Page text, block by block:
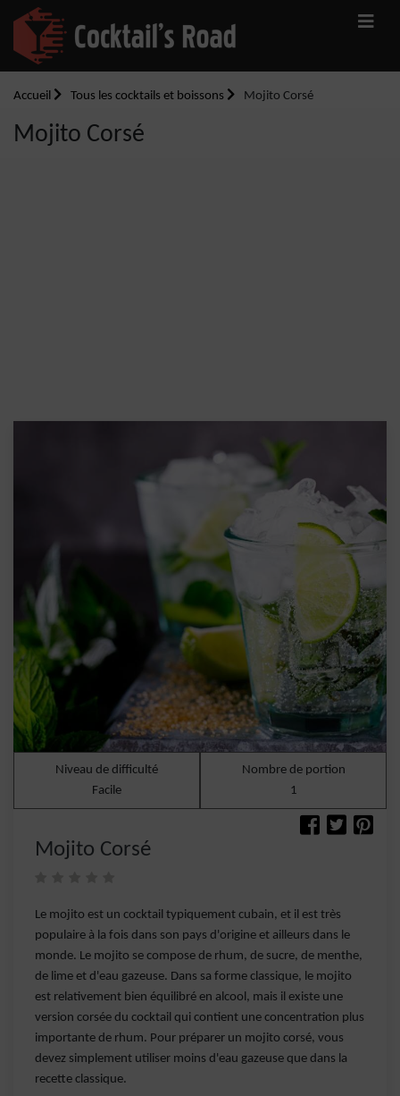
Accueil Tous les cocktails et boissons Mojito Corsé
Mojito Corsé
Niveau de difficulté
Facile
Nombre de portion
1
Mojito Corsé
Le mojito est un cocktail typiquement cubain, et il est très
populaire à la fois dans son pays d'origine et ailleurs dans le
monde. Le mojito se compose de rhum, de sucre, de menthe,
de lime et d'eau gazeuse. Dans sa forme classique, le mojito
est relativement bien équilibré en alcool, mais il existe une
version corsée du cocktail qui contient une concentration plus
importante de rhum. Pour préparer un mojito corsé, vous
devez simplement utiliser moins d'eau gazeuse que dans la
recette classique.